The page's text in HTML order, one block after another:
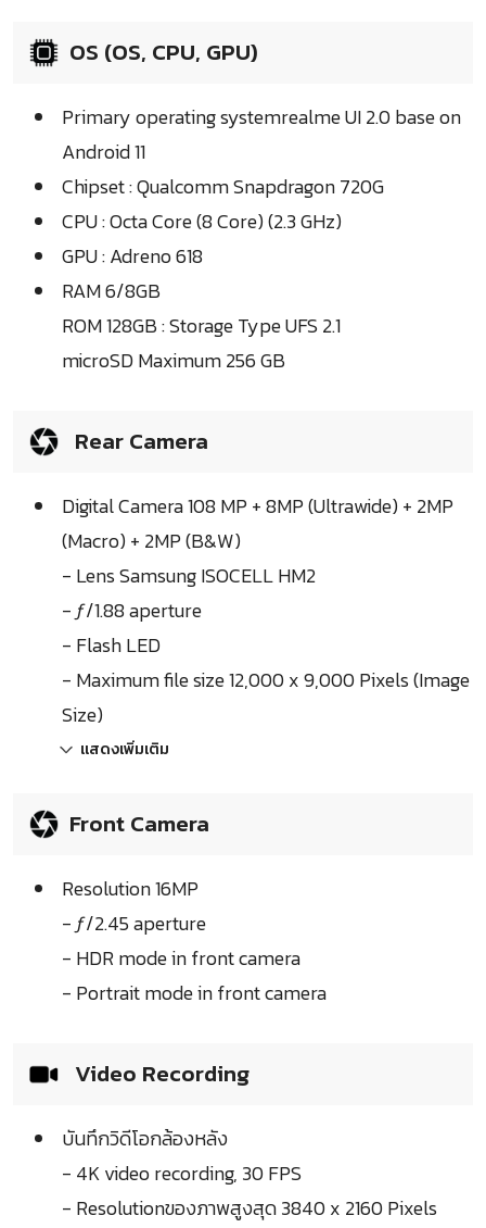
OS (OS, CPU, GPU)
Primary operating systemrealme UI 2.0 base on
Android 11
Chipset : Qualcomm Snapdragon 720G
CPU : Octa Core (8 Core) (2.3 GHz)
GPU : Adreno 618
RAM 6/8GB
ROM 128GB : Storage Type UFS 2.1
microSD Maximum 256 GB
Rear Camera
Digital Camera 108 MP + 8MP (Ultrawide) + 2MP
(Macro) + 2MP (B&W)
- Lens Samsung ISOCELL HM2
- ƒ/1.88 aperture
- Flash LED
- Maximum file size 12,000 x 9,000 Pixels (Image
Size)
แสดงเพิ่มเติม
Front Camera
Resolution 16MP
- ƒ/2.45 aperture
- HDR mode in front camera
- Portrait mode in front camera
Video Recording
บันทึกวิดีโอกล้องหลัง
- 4K video recording, 30 FPS
- Resolutionของภาพสูงสุด 3840 x 2160 Pixels